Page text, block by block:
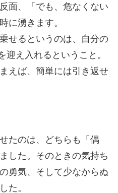
面、「でも、危なくない
に湧きます。
せるというのは、自分の
迎え入れるということ。
えば、簡単には引き返せ
たのは、どちらも「偶
した。そのときの気持ち
勇気、そして少なからぬ
た。